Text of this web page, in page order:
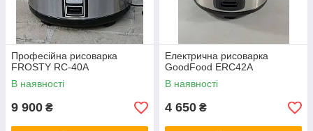
Професійна рисоварка
FROSTY RC-40A
В наявності
9 900 ₴
Електрична рисоварка
GoodFood ERC42A
В наявності
4 650 ₴